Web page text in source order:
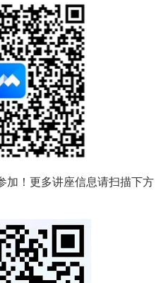
加！更多讲座信息请扫描下方